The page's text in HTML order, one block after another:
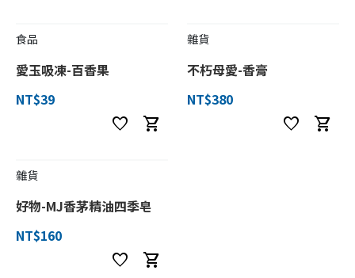
食品
愛玉吸凍-百香果
NT$39
favorite shopping_cart
雜貨
不朽母愛-香膏
NT$380
favorite shopping_cart
雜貨
好物-MJ香茅精油四季皂
NT$160
favorite shopping_cart